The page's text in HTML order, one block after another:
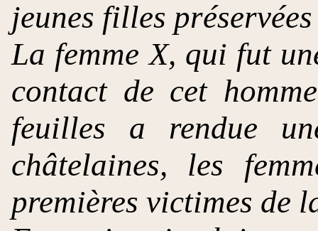
jeunes filles
La femme X, qui fut
contact de cet
feuilles a rendue
châtelaines, les
premières victimes de